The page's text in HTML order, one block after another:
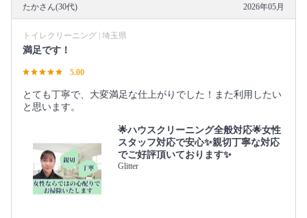
たかさん(30代) 2026年05月
トイレクリーニング | 埼玉県
満足です！
5.00
とても丁寧で、大変満足な仕上がりでした！また利用したい
と思います。
🌟ハウスクリーニング全般対応🌟女性
スタッフ対応で安心✨親切丁寧な対応
でご好評頂いております✨
Glitter